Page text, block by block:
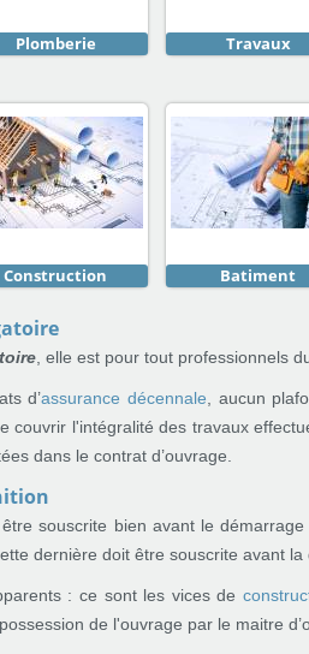
Plomberie Travaux
Construction Batiment
, elle est pour tout professionnels
d’assurance décennale, aucun
couvrir l'intégralité des travaux
dans le contrat d’ouvrage.
souscrite bien avant le
dernière doit être souscrite avant
: ce sont les vices de
de l'ouvrage par le maitre